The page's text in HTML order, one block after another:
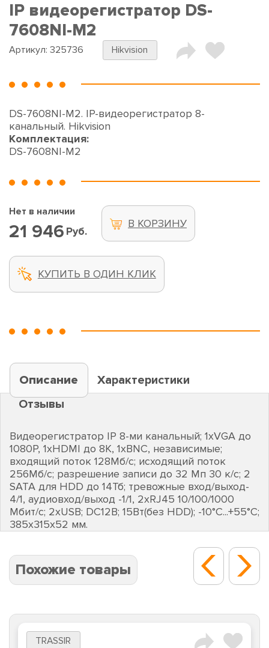
IP видеорегистратор DS-
7608NI-M2
Артикул: 325736 Hikvision
DS-7608NI-M2. IP-видеорегистратор 8-
канальный. Hikvision
Комплектация:
DS-7608NI-M2
Нет в наличии
21 946 Руб.
В КОРЗИНУ
КУПИТЬ В ОДИН КЛИК
Описание
Характеристики
Отзывы
Видеорегистратор IP 8-ми канальный; 1хVGA до
1080Р, 1хHDMI до 8К, 1хBNC, независимые;
входящий поток 128Мб/с; исходящий поток
256Мб/с; разрешение записи до 32 Мп 30 к/с; 2
SATA для HDD до 14Тб; тревожные вход/выход-
4/1, аудиовход/выход -1/1, 2хRJ45 10/100/1000
Мбит/с; 2хUSB; DC12В; 15Вт(без HDD); -10°C...+55°C;
385х315х52 мм.
Похожие товары
TRASSIR